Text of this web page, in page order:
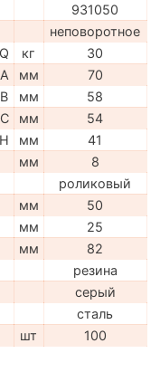
931050
неповоротное
Q кг
30
A мм
70
B мм
58
C мм
54
H мм
41
мм
8
роликовый
мм
50
мм
25
мм
82
резина
серый
сталь
шт 100